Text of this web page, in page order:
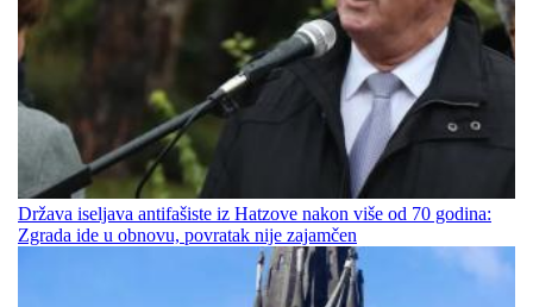
Država iseljava antifašiste iz Hatzove nakon više od 70 godina:
Zgrada ide u obnovu, povratak nije zajamčen